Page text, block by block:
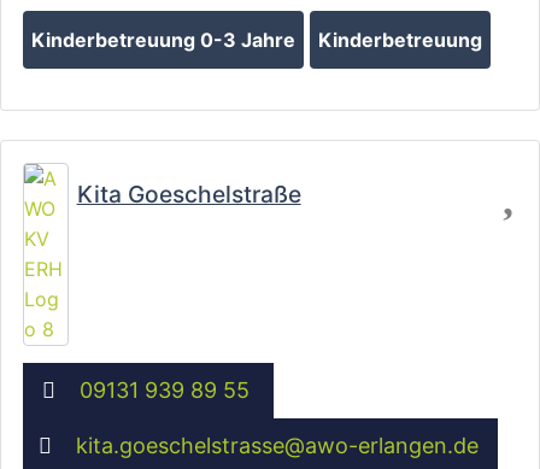
Kinderbetreuung 0-3 Jahre Kinderbetreuung
Kita Goeschelstraße
09131 939 89 55
kita.goeschelstrasse@awo-erlangen.de